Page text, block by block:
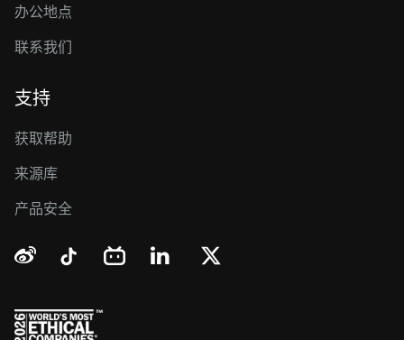
办公地点
联系我们
支持
获取帮助
来源库
产品安全